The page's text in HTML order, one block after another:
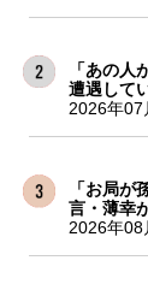
「あの人
遭遇して
2026年07
「お局が
言・薄幸
2026年08